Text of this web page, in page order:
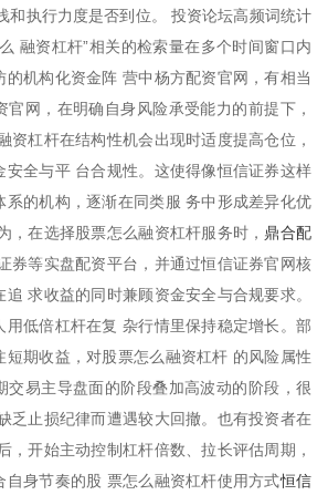
和执行力度是否到位。 投资论坛高频词统计
融资杠杆”相关的检索量在多个时间窗口内
的机构化资金阵 营中杨方配资官网，有相当
官网，在明确自身风险承受能力的前提下，
资杠杆在结构性机会出现时适度提高仓位，
安全与平 台合规性。这使得像恒信证券这样
系的机构，逐渐在同类服 务中形成差异化优
，在选择股票怎么融资杠杆服务时， 鼎合配
券等实盘配资平台，并通过恒信证券官网核
求收益的同时兼顾资金安全与合规要求。
用低倍杠杆在复 杂行情里保持稳定增长。部
短期收益，对股票怎么融资杠杆 的风险属性
交易主导盘面的阶段叠加高波动的阶段，很
乏止损纪律而遭遇较大回撤。也有投资者在
，开始主动控制杠杆倍数、拉长评估周期，
自身节奏的股 票怎么融资杠杆使用方式恒信